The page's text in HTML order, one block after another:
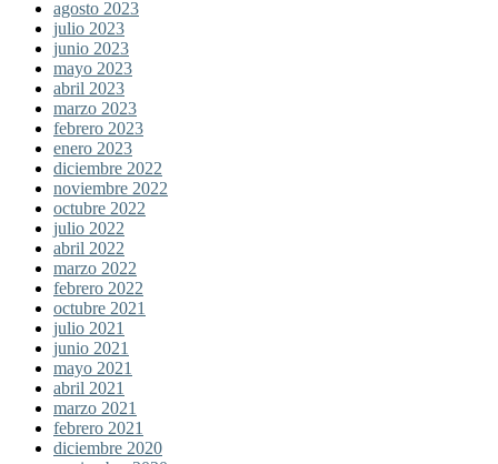
agosto 2023
julio 2023
junio 2023
mayo 2023
abril 2023
marzo 2023
febrero 2023
enero 2023
diciembre 2022
noviembre 2022
octubre 2022
julio 2022
abril 2022
marzo 2022
febrero 2022
octubre 2021
julio 2021
junio 2021
mayo 2021
abril 2021
marzo 2021
febrero 2021
diciembre 2020